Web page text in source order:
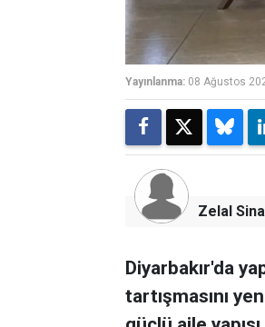
Yayınlanma: 08 Ağustos
Zelal
Diyarbakır'da
tartışmasını